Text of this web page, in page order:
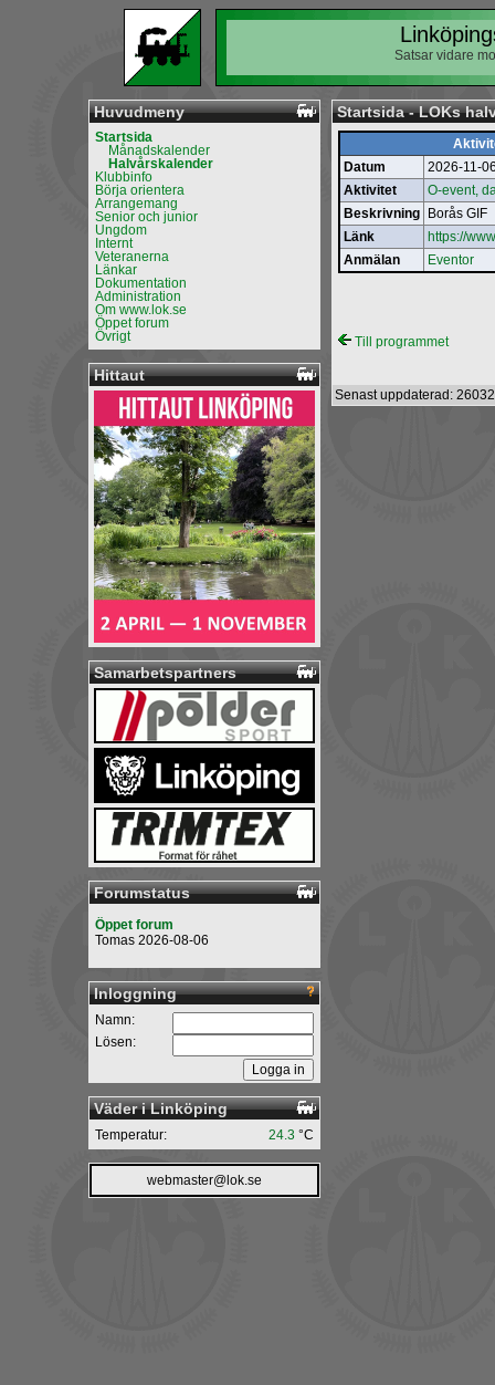
Satsar vidare
Huvudmeny
Startsida
Månadskalender
Halvårskalender
Klubbinfo
Börja orientera
Arrangemang
Senior och junior
Ungdom
Internt
Veteranerna
Länkar
Dokumentation
Administration
Om www.lok.se
Öppet forum
Övrigt
Hittaut
Samarbetspartners
Forumstatus
Öppet forum
Tomas 2026-08-06
Inloggning
Namn:
Lösen:
Väder i Linköping
24.3 °C
Temperatur:
webmaster@lok.se
Startsida - LOKs
Datum
2026-11-
Aktivitet
O-event,
Beskrivning
Borås GIF
Länk
https://
Anmälan
Eventor
Till programmet
Senast uppdaterad: